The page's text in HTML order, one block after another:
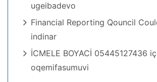
ugeibadevo
Financial Reporting Qouncil
indinar
İCMELE BOYACİ 05445127436
oqemifasumuvi